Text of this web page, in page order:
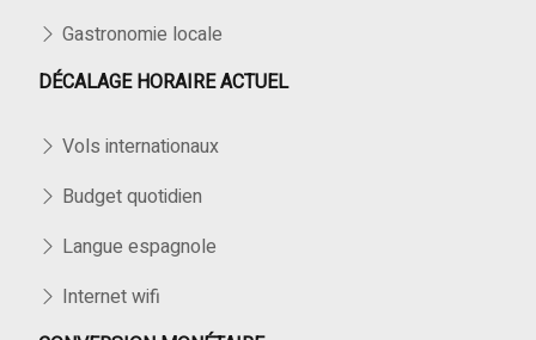
Gastronomie locale
DÉCALAGE HORAIRE ACTUEL
Vols internationaux
Budget quotidien
Langue espagnole
Internet wifi